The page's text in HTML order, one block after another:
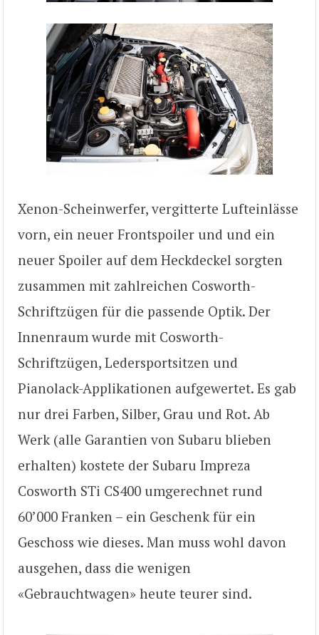
Xenon-Scheinwerfer, vergitterte Lufteinlässe
vorn, ein neuer Frontspoiler und und ein
neuer Spoiler auf dem Heckdeckel sorgten
zusammen mit zahlreichen Cosworth-
Schriftzügen für die passende Optik. Der
Innenraum wurde mit Cosworth-
Schriftzügen, Ledersportsitzen und
Pianolack-Applikationen aufgewertet. Es gab
nur drei Farben, Silber, Grau und Rot. Ab
Werk (alle Garantien von Subaru blieben
erhalten) kostete der Subaru Impreza
Cosworth STi CS400 umgerechnet rund
60’000 Franken – ein Geschenk für ein
Geschoss wie dieses. Man muss wohl davon
ausgehen, dass die wenigen
«Gebrauchtwagen» heute teurer sind.